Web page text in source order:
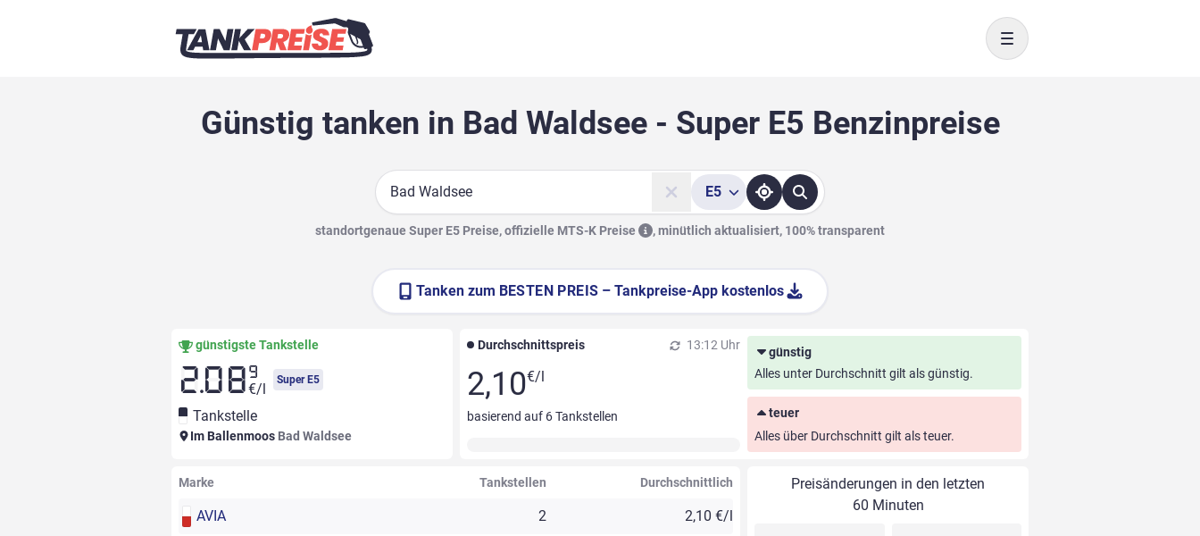
Toggle navigation
Günstig tanken in Bad Waldsee - Super E5 Benzinpreise
Suche
E5
standortgenaue Super E5 Preise, offizielle MTS-K Preise ,minütlich aktualisiert, 100% transparent
Tanken zum BESTEN PREIS – Tankpreise-App kostenlos
günstigste Tankstelle
2.08 9
€/l
Super E5
Tankstelle
Im Ballenmoos Bad Waldsee
Durchschnittspreis 13:12 Uhr
2,10€/l
basierend auf 6Tankstellen
günstig
Alles unter Durchschnitt gilt als günstig.
teuer
Alles über Durchschnitt gilt als teuer.
Marke Tankstellen Durchschnittlich
AVIA 2 2,10 €/l
Preisänderungen in den letzten
60 Minuten